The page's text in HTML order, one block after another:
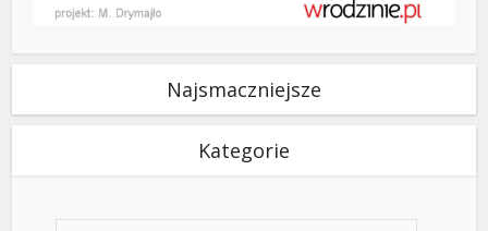
Najsmaczniejsze
Kategorie